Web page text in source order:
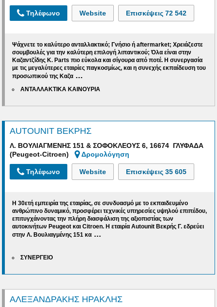
Τηλέφωνο Website Επισκέψεις72 542
Ψάχνετε το καλύτερο ανταλλακτικό; Γνήσιο ή aftermarket; Χρειάζεστε
σουμβουλές για την καλύτερη επιλογή λιπαντικού; Όλα είναι στην
Καζαντζίδης Κ. Parts πιο εύκολα και σίγουρα από ποτέ. Η συνεργασία
με τις μεγαλύτερες εταιρίες παγκοσμίως, και η συνεχής εκπαίδευση του
προσωπικού τηςΚαζα ...
ΑΝΤΑΛΛΑΚΤΙΚΑ ΚΑΙΝΟΥΡΙΑ
AUTOUNIT ΒΕΚΡΗΣ
Λ. ΒΟΥΛΙΑΓΜΕΝΗΣ 151 & ΣΟΦΟΚΛΕΟΥΣ 6, 16674 ΓΛΥΦΑΔΑ
(Peugeot-Citroen)
Δρομολόγηση
Τηλέφωνο Website Επισκέψεις35 605
Η 30ετή εμπειρία της εταιρίας, σε συνδυασμό με το εκπαιδευμένο
ανθρώπινο δυναμικό, προσφέρει τεχνικές υπηρεσίες υψηλού επιπέδου,
επιτυγχάνοντας την πλήρη διασφάλιση της αξιοπιστίας των
αυτοκινήτων Peugeot και Citroen.Η εταιρία Autounit Βεκρής Γ. εδρεύει
στην Λ. Βουλιαγμένης 151 κα ...
ΣΥΝΕΡΓΕΙΟ
AΛΕΞΑΝΔΡΑΚΗΣ ΗΡΑΚΛΗΣ